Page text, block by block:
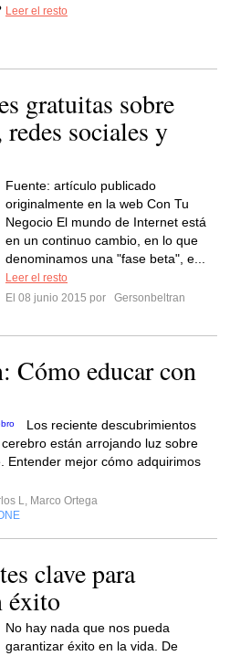
Leer el resto
gratuitas sobre
sociales y
Fuente: artículo publicado
originalmente en la web Con Tu
Negocio El mundo de Internet está
en un continuo cambio, en lo que
denominamos una "fase beta", e...
Leer el resto
El 08 junio 2015 por
Gersonbeltran
Cómo educar con
Los reciente descubrimientos
están arrojando luz sobre
Entender mejor cómo adquirimos
L, Marco Ortega
clave para
éxito
No hay nada que nos pueda
garantizar éxito en la vida. De